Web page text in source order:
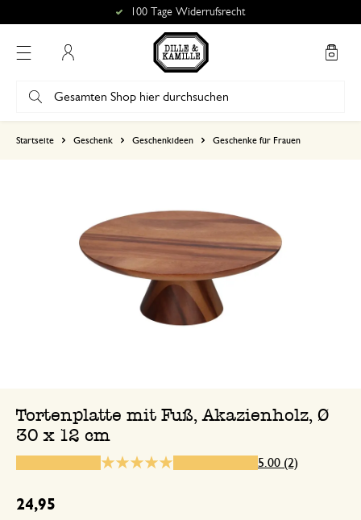
100 Tage Widerrufsrecht
Startseite Geschenk Geschenkideen Geschenke für Frauen
Tortenplatte mit Fuß, Akazienholz, Ø
30 x 12 cm
5.00 (2)
24,95
2
1
Super schönes Produkt zum